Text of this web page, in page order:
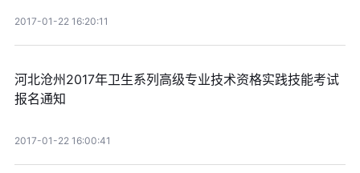
2017-01-22 16:20:11
河北沧州2017年卫生系列高级专业技术资格实践技能考试
报名通知
2017-01-22 16:00:41